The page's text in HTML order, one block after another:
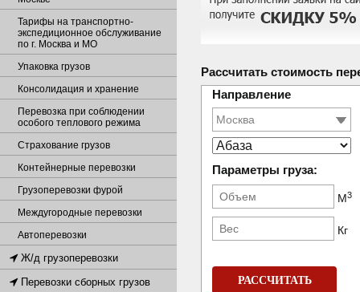
Рассчитать стоимость
Направление
Параметры груза:
М3
Кг
РАССЧИТАТЬ
Тарифы на транспортно-
экспедиционное обслуживание
по г. Москва и МО
Упаковка грузов
Консолидация и хранение
Перевозка при соблюдении
особого теплового режима
Страхование грузов
Контейнерные перевозки
Грузоперевозки фурой
Междугородные перевозки
Автоперевозки
Ж/д грузоперевозки
Перевозки сборных грузов